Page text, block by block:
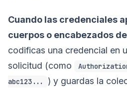
Cuando las credenciales
cuerpos o encabezados
codificas una credencial en
solicitud (como
abc123...
) y guardas la